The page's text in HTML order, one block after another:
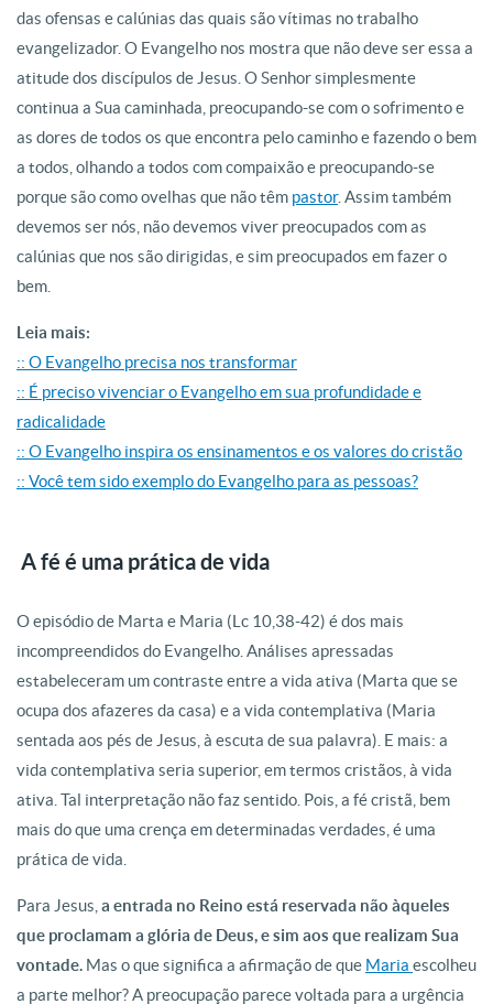
das ofensas e calúnias das quais são vítimas no trabalho
evangelizador. O Evangelho nos mostra que não deve ser essa a
atitude dos discípulos de Jesus. O Senhor simplesmente
continua a Sua caminhada, preocupando-se com o sofrimento e
as dores de todos os que encontra pelo caminho e fazendo o bem
a todos, olhando a todos com compaixão e preocupando-se
porque são como ovelhas que não têm pastor. Assim também
devemos ser nós, não devemos viver preocupados com as
calúnias que nos são dirigidas, e sim preocupados em fazer o
bem.
Leia mais:
:: O Evangelho precisa nos transformar
:: É preciso vivenciar o Evangelho em sua profundidade e
radicalidade
:: O Evangelho inspira os ensinamentos e os valores do cristão
:: Você tem sido exemplo do Evangelho para as pessoas?
A fé é uma prática de vida
O episódio de Marta e Maria (Lc 10,38-42) é dos mais
incompreendidos do Evangelho. Análises apressadas
estabeleceram um contraste entre a vida ativa (Marta que se
ocupa dos afazeres da casa) e a vida contemplativa (Maria
sentada aos pés de Jesus, à escuta de sua palavra). E mais: a
vida contemplativa seria superior, em termos cristãos, à vida
ativa. Tal interpretação não faz sentido. Pois, a fé cristã, bem
mais do que uma crença em determinadas verdades, é uma
prática de vida.
Para Jesus,a entrada no Reino está reservada não àqueles
que proclamam a glória de Deus, e sim aos que realizam Sua
vontade. Mas o que significa a afirmação de que Maria escolheu
a parte melhor? A preocupação parece voltada para a urgência